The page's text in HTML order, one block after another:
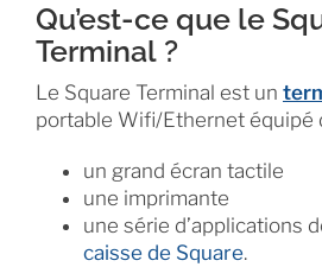
Qu’est-ce que le
Terminal ?
Le Square Terminal est un
portable Wifi/Ethernet équipé
un grand écran tactile
une imprimante
une série d’applications
caisse de Square.